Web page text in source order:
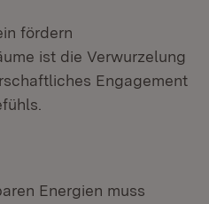
fördern
ist die Verwurzelung
Engagement
Energien muss